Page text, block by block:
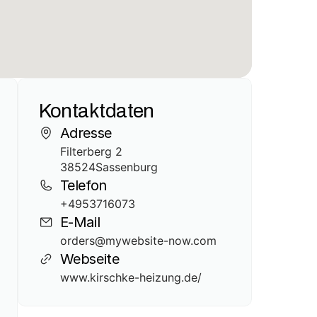
Kontaktdaten
Adresse
Filterberg 2
38524Sassenburg
Telefon
+4953716073
E-Mail
orders@mywebsite-now.com
Webseite
www.kirschke-heizung.de/